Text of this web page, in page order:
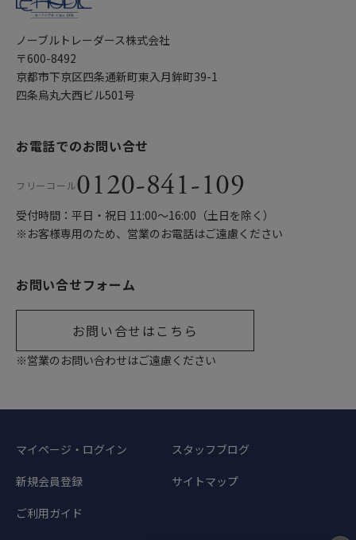
ノーブルトレーダース株式会社
〒600-8492
京都市下京区四条通新町東入月鉾町39-1
四条烏丸大西ビル501号
お電話でのお問い合せ
フリーコール0120-841-109
受付時間：平日・祝日 11:00〜16:00（土日を除く）
※お客様専用のため、営業のお電話はご遠慮ください
お問い合せフォーム
お問い合せはこちら
※営業のお問い合わせはご遠慮ください
マイページ・ログイン
新規会員登録
ご利用ガイド
スタッフブログ
サイトマップ